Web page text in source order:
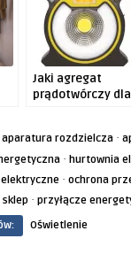
Jaki agregat
prądotwórczy dla
aparatura rozdzielcza ·
· hurtownia
· ochrona
· przyłącze
Oświetlenie